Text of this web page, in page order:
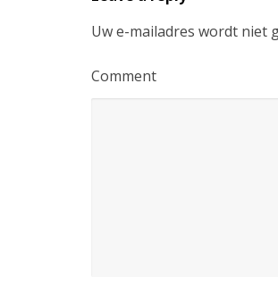
Uw e-mailadres wordt niet
Comment